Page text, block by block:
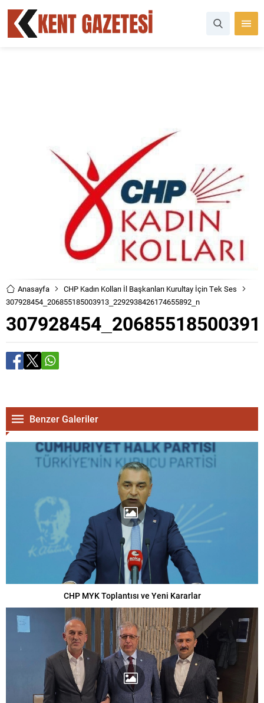
Anasayfa
CHP Kadın Kolları İl Başkanları Kurultay İçin Tek Ses
307928454_206855185003913_2292938426174655892_n
Benzer Galeriler
CHP MYK Toplantısı ve Yeni Kararlar